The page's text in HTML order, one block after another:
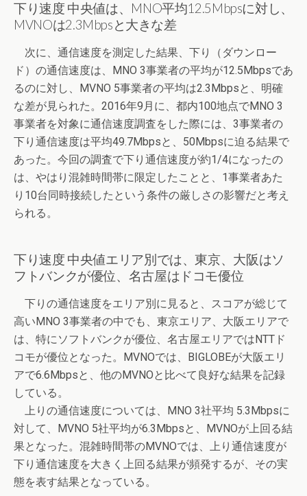
下り速度 中央値は、MNO平均12.5Mbpsに対し、
MVNOは2.3Mbpsと大きな差
次に、通信速度を測定した結果、下り（ダウンロー
ド）の通信速度は、MNO 3事業者の平均が12.5Mbpsであ
るのに対し、MVNO 5事業者の平均は2.3Mbpsと、明確
な差が見られた。2016年9月に、都内100地点でMNO 3
事業者を対象に通信速度調査をした際には、3事業者の
下り通信速度は平均49.7Mbpsと、50Mbpsに迫る結果で
あった。今回の調査で下り通信速度が約1/4になったの
は、やはり混雑時間帯に限定したことと、1事業者あた
り10台同時接続したという条件の厳しさの影響だと考え
られる。
下り速度 中央値エリア別では、東京、大阪はソ
フトバンクが優位、名古屋はドコモ優位
下りの通信速度をエリア別に見ると、スコアが総じて
高いMNO 3事業者の中でも、東京エリア、大阪エリアで
は、特にソフトバンクが優位、名古屋エリアではNTTド
コモが優位となった。MVNOでは、BIGLOBEが大阪エリ
アで6.6Mbpsと、他のMVNOと比べて良好な結果を記録
している。
上りの通信速度については、MNO 3社平均 5.3Mbpsに
対して、MVNO 5社平均が6.3Mbpsと、MVNOが上回る結
果となった。混雑時間帯のMVNOでは、上り通信速度が
下り通信速度を大きく上回る結果が頻発するが、その実
態を表す結果となっている。